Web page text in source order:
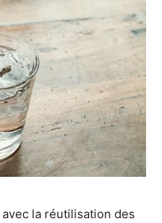
avec la réutilisation des